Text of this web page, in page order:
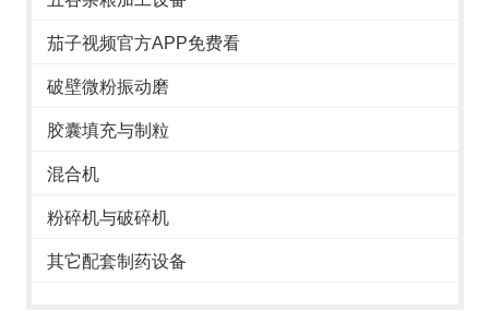
茄子视频官方APP免费看
破壁微粉振动磨
胶囊填充与制粒
混合机
粉碎机与破碎机
其它配套制药设备